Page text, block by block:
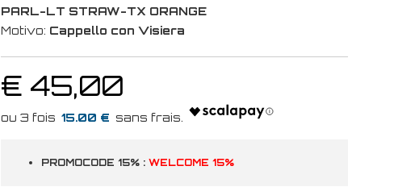
PARL-LT STRAW-TX ORANGE
Motivo: Cappello con Visiera
€ 45,00
15.00 €
PROMOCODE 15% : WELCOME 15%